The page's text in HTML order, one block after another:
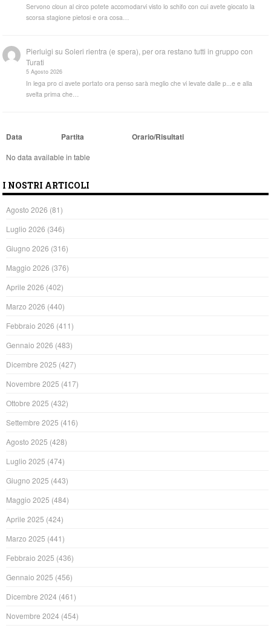
Servono cloun al circo potete accomodarvi visto lo schifo con cui avete giocato la
scorsa stagione pietosi e ora cosa…
Pierluigi suSoleri rientra (e spera), per ora restano tutti in gruppo con
Turati
5 Agosto 2026
In lega pro ci avete portato ora penso sarà meglio che vi levate dalle p...e e alla
svelta prima che…
Data Partita Orario/Risultati
No data available in table
I NOSTRI ARTICOLI
Agosto 2026 (81)
Luglio 2026 (346)
Giugno 2026 (316)
Maggio 2026 (376)
Aprile 2026 (402)
Marzo 2026 (440)
Febbraio 2026 (411)
Gennaio 2026 (483)
Dicembre 2025 (427)
Novembre 2025 (417)
Ottobre 2025 (432)
Settembre 2025 (416)
Agosto 2025 (428)
Luglio 2025 (474)
Giugno 2025 (443)
Maggio 2025 (484)
Aprile 2025 (424)
Marzo 2025 (441)
Febbraio 2025 (436)
Gennaio 2025 (456)
Dicembre 2024 (461)
Novembre 2024 (454)